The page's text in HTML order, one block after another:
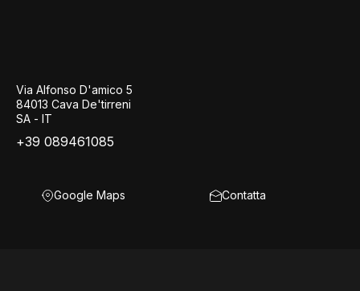
Via Alfonso D'amico 5
84013 Cava De'tirreni
SA - IT
+39 089461085
Google Maps Contatta